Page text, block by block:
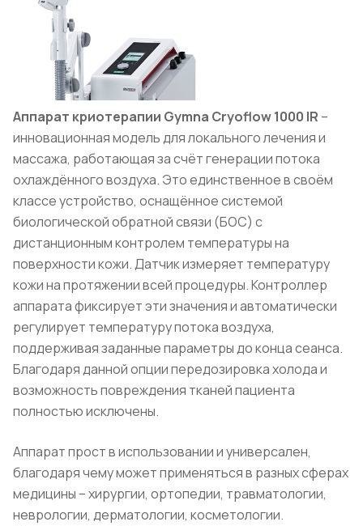
Аппарат криотерапии Gymna Cryoflow 1000 IR –
инновационная модель для локального лечения и
массажа, работающая за счёт генерации потока
охлаждённого воздуха. Это единственное в своём
классе устройство, оснащённое системой
биологической обратной связи (БОС) с
дистанционным контролем температуры на
поверхности кожи. Датчик измеряет температуру
кожи на протяжении всей процедуры. Контроллер
аппарата фиксирует эти значения и автоматически
регулирует температуру потока воздуха,
поддерживая заданные параметры до конца сеанса.
Благодаря данной опции передозировка холода и
возможность повреждения тканей пациента
полностью исключены.
Аппарат прост в использовании и универсален,
благодаря чему может применяться в разных сферах
медицины – хирургии, ортопедии, травматологии,
неврологии, дерматологии, косметологии.